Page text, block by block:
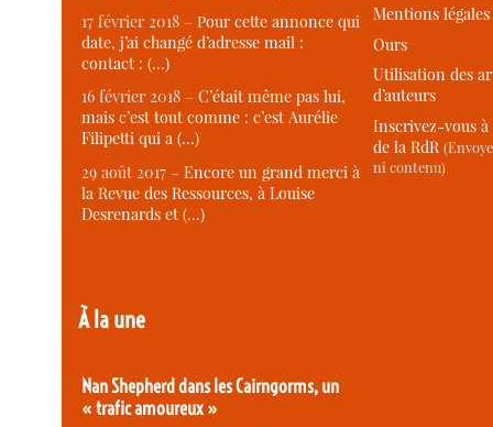
17 février 2018 –Pour cette annonce qui
date, j’ai changé d’adresse mail :
contact : (…)
16 février 2018 –C’était même pas lui,
mais c’est tout comme : c’est Aurélie
Filipetti qui a (…)
29 août 2017 –Encore un grand merci à
la Revue des Ressources, à Louise
Desrenards et (…)
À la une
Nan Shepherd dans les Cairngorms, un
« trafic amoureux »
Mentions légales
Ours
Utilisation des
d’auteurs
Inscrivez-vous
de la RdR
ni contenu)